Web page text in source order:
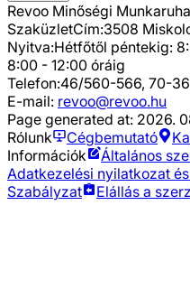
Revoo Minőségi
SzaküzletCím:3508
Nyitva:Hétfőtől péntekig:
8:00 - 12:00 óráig
Telefon:46/560-566, 70-
E-mail: revoo@revoo.hu
Page generated at: 2026.
Rólunk
Cégbemutató
Információk
Általános
Adatkezelési nyilatkozat
Szabályzat
Elállás a